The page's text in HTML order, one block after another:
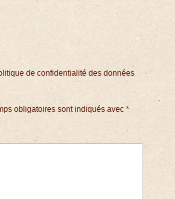
de confidentialité des données
obligatoires sont indiqués avec*